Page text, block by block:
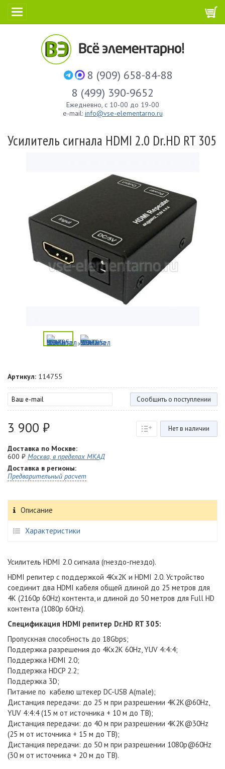
8 (909) 658-84-88
8 (499) 390-9652
Ежедневно, с 10-00 до 19-00
e-mail: info@vse-elementarno.ru
Усилитель сигнала HDMI 2.0 Dr.HD RT 305
Артикул: 114755
Сообщить о поступлении
3 900 ₽ Нет в наличии
Доставка по Москве:
600 ₽ Москва, в пределах МКАД
Доставка в регионы:
Предварительный расчет
Описание
Характеристики
Усилитель HDMI 2.0 сигнала (гнездо-гнездо).
HDMI репитер с поддержкой 4Kx2K и HDMI 2.0. Устройство
соединит два HDMI кабеля общей длиной до 25 метров для
4K (2160p 60Hz) контента, и длиной до 50 метров для Full HD
контента (1080p 60Hz).
Спецификация HDMI репитер Dr.HD RT 305:
Пропускная способность до 18Gbps;
Поддержка разрешения до 4Kx2K 60Hz, YUV 4:4:4;
Поддержка HDMI 2.0;
Поддержка HDCP 2.2;
Поддержка 3D;
Питание по кабелю штекер DC-USB A(male);
Дистанция передачи: до 25 м при разрешении 4K2K@60Hz,
YUV 4:4:4 (15 м от источника + 10 м до ТВ);
Дистанция передачи: до 40 м при разрешении 4K2K@30Hz
(25 м от источника + 15 м до ТВ);
Дистанция передачи: до 50 м при разрешении 1080p@60Hz
(30 м от источника + 20 м до ТВ).